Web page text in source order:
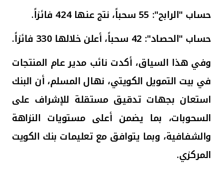
المملكة المتحدة
مملكة البحرين
حساب "الرابح": 55 سحباً، نتج عنها 424 فائزاً
.
حساب "الحصاد": 42 سحباً، أعلن خلالها 330 فائزاً.
وفي هذا السياق، أكدت نائب مدير عام المنتجات
في بيت التمويل الكويتي، نهال المسلم، أن البنك
استعان بجهات تدقيق مستقلة للإشراف على
السحوبات، بما يضمن أعلى مستويات النزاهة
والشفافية، وبما يتوافق مع تعليمات بنك الكويت
المركزي.